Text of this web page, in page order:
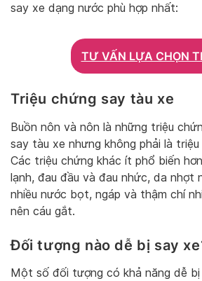
say xe dạng nước phù hợp nhất:
TƯ VẤN LỰA CHỌN
Triệu chứng say tàu xe
Buồn nôn và nôn là những triệu
say tàu xe nhưng không phải là
Các triệu chứng khác ít phổ biến
lạnh, đau đầu và đau nhức, da nhợt
nhiều nước bọt, ngáp và thậm chí
nên cáu gắt.
Đối tượng nào dễ bị say
Một số đối tượng có khả năng dễ